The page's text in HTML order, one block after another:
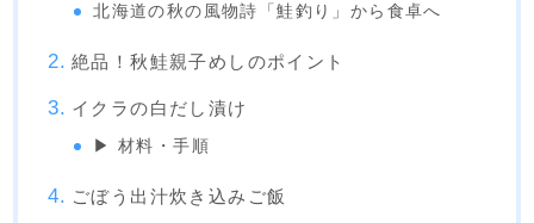
北海道の秋の風物詩「鮭釣り」から食卓へ
絶品！秋鮭親子めしのポイント
イクラの白だし漬け
▶ 材料・手順
ごぼう出汁炊き込みご飯